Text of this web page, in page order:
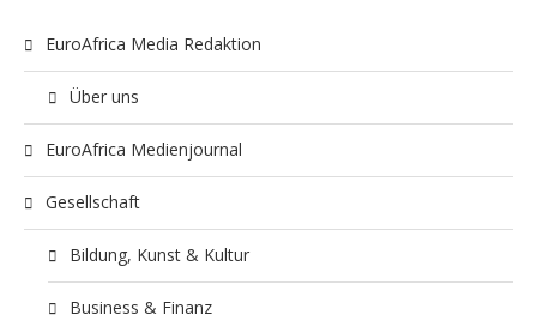
EuroAfrica Media Redaktion
Über uns
EuroAfrica Medienjournal
Gesellschaft
Bildung, Kunst & Kultur
Business & Finanz